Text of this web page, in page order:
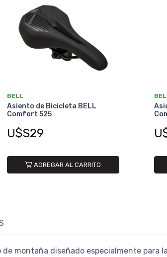
BELL
Asiento de Bicicleta BELL
Comfort 525
U$S29
AGREGAR AL CARRITO
de montaña diseñado especialmente para